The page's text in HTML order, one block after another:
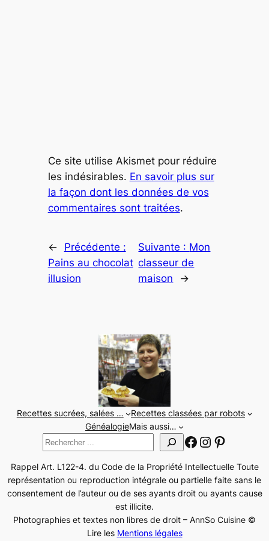
Ce site utilise Akismet pour réduire
les indésirables. En savoir plus sur
la façon dont les données de vos
commentaires sont traitées.
←
Précédente :
Pains au chocolat
illusion
Suivante : Mon
classeur de
maison
→
Recettes sucrées, salées …
Recettes classées par robots
GénéalogieMais aussi…
Rechercher
Facebook
Instagram
Rappel Art. L122-4. du Code de la Propriété Intellectuelle Toute
représentation ou reproduction intégrale ou partielle faite sans le
consentement de l’auteur ou de ses ayants droit ou ayants cause
est illicite.
Photographies et textes non libres de droit – AnnSo Cuisine ©
Lire les Mentions légales